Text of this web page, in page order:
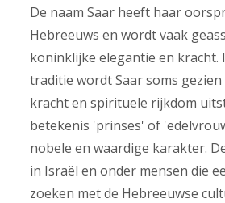
De naam Saar heeft haar
Hebreeuws en wordt vaak
koninklijke elegantie en kracht.
traditie wordt Saar soms gezien
kracht en spirituele rijkdom
betekenis 'prinses' of
nobele en waardige karakter.
in Israël en onder mensen die
zoeken met de Hebreeuwse